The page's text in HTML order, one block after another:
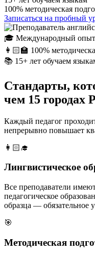
100% методическая
Записаться на пробный
🎓 Международный опыт
👩🏻‍🏫 100%
📚 15+ лет обучаем
Стандарты,
чем 15 городах
Каждый педагог
непрерывно повышает
👩🏻‍🎓
Лингвистическое
Все преподаватели
педагогическое
образца — обязательное
🎯
Методическая